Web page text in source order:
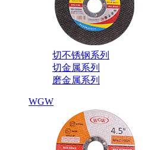
切不锈钢系列
切金属系列
磨金属系列
WGW